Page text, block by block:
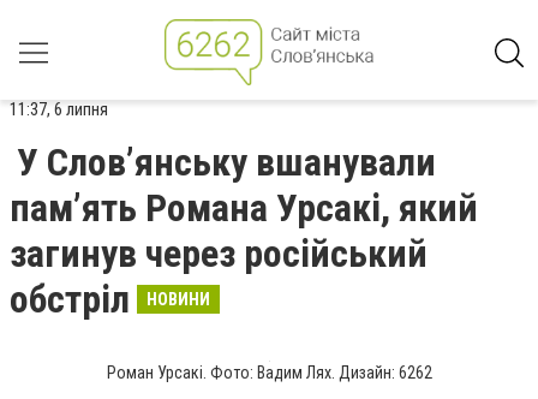
11:37, 6 липня
У Слов’янську вшанували
пам’ять Романа Урсакі, який
загинув через російський
обстріл
НОВИНИ
Роман Урсакі. Фото: Вадим Лях. Дизайн: 6262